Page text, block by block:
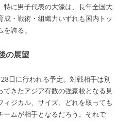
特に男子代表の大濠は、長年全国大
成・戦術・組織力いずれも国内トッ
誇る。
の展望
日に行われる予定。対戦相手は別
てきたアジア有数の強豪校となる見
ィジカル、サイズ、どれを取っても
ームが相手となるだろう。それで